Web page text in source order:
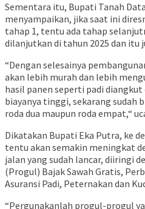
Sementara itu, Bupati Tanah
menyampaikan, jika saat ini
tahap 1, tentu ada tahap
dilanjutkan di tahun 2025 dan itu
“Dengan selesainya
akan lebih murah dan lebih
hasil panen seperti padi
biayanya tinggi, sekarang sudah
roda dua maupun roda empat,“
Dikatakan Bupati Eka Putra, ke
tentu akan semakin meningkat
jalan yang sudah lancar, diiringi
(Progul) Bajak Sawah Gratis,
Asuransi Padi, Peternakan dan
“Pergunakanlah progul-progul